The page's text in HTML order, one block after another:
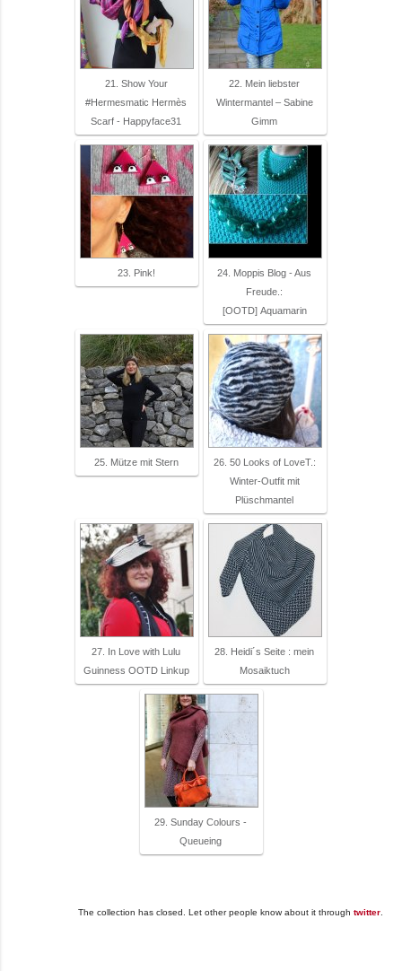
21. Show Your
#Hermesmatic Hermès
Scarf - Happyface31
22. Mein liebster
Wintermantel – Sabine
Gimm
23. Pink!
24. Moppis Blog - Aus
Freude.:
[OOTD] Aquamarin
25. Mütze mit Stern
26. 50 Looks of LoveT.:
Winter-Outfit mit
Plüschmantel
27. In Love with Lulu
Guinness OOTD Linkup
28. Heidi´s Seite : mein
Mosaiktuch
29. Sunday Colours -
Queueing
The collection has closed. Let other people know about it through twitter